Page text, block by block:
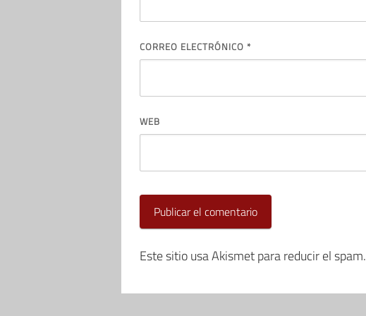
CORREO ELECTRÓNICO *
WEB
Este sitio usa Akismet para reducir el spam.